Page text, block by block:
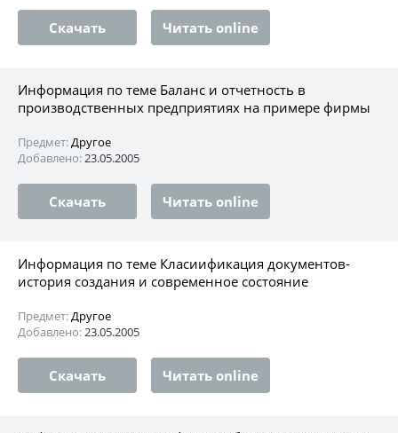
Скачать Читать online
Информация по теме Баланс и отчетность в
производственных предприятиях на примере фирмы
Предмет:Другое
Добавлено:23.05.2005
Скачать Читать online
Информация по теме Класиификация документов-
история создания и современное состояние
Предмет:Другое
Добавлено:23.05.2005
Скачать Читать online